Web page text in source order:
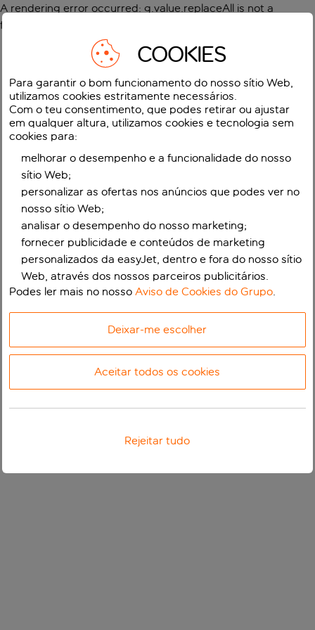
A rendering error occurred: g.value.replaceAll is not a
function
COOKIES
Para garantir o bom funcionamento do nosso sítio Web,
utilizamos cookies estritamente necessários.
Com o teu consentimento, que podes retirar ou ajustar
em qualquer altura, utilizamos cookies e tecnologia sem
cookies para:
melhorar o desempenho e a funcionalidade do nosso
sítio Web;
personalizar as ofertas nos anúncios que podes ver no
nosso sítio Web;
analisar o desempenho do nosso marketing;
fornecer publicidade e conteúdos de marketing
personalizados da easyJet, dentro e fora do nosso sítio
Web, através dos nossos parceiros publicitários.
Podes ler mais no nossoAviso de Cookies do Grupo.
Deixar-me escolher
Aceitar todos os cookies
Rejeitar tudo